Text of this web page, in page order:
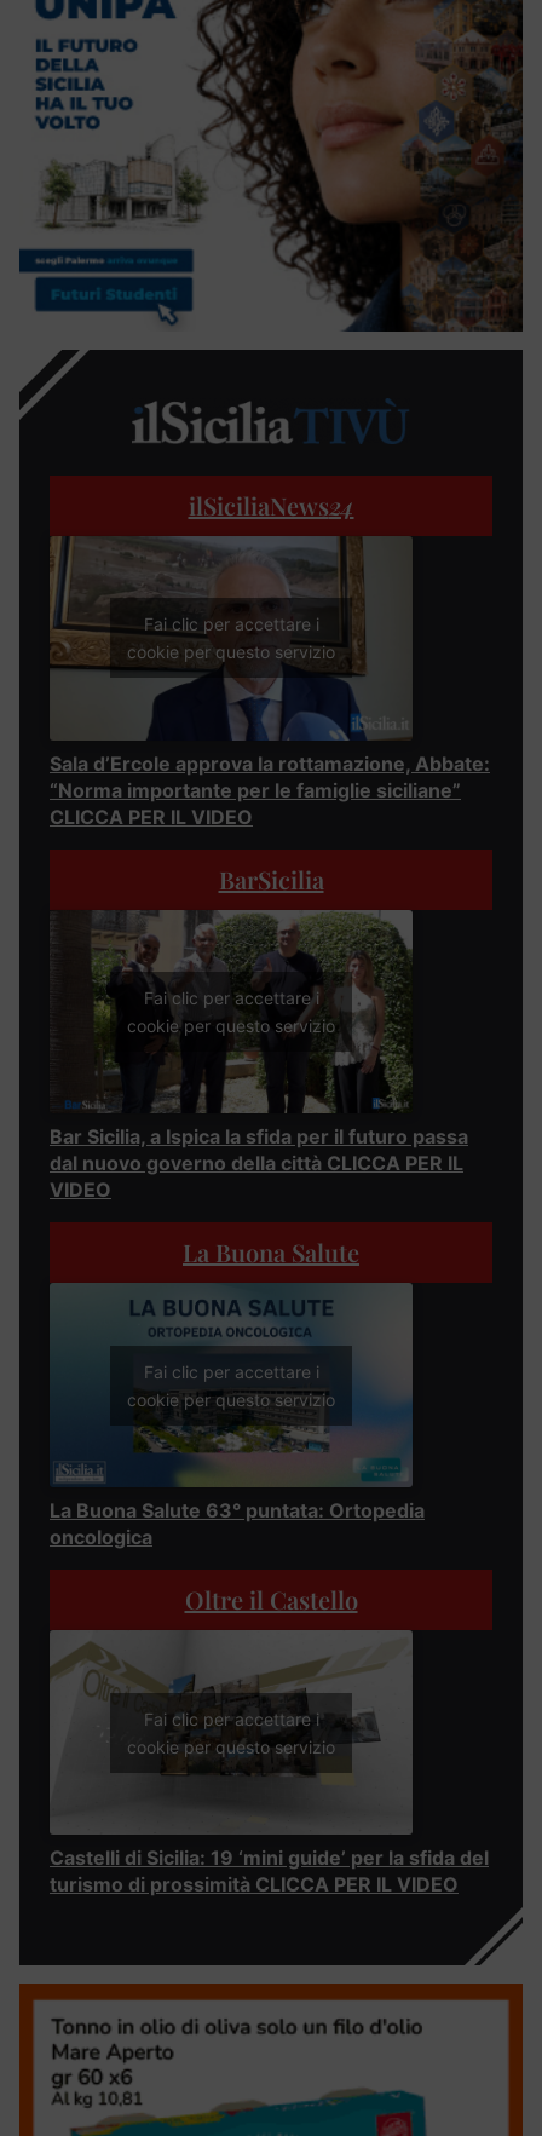
ilSiciliaNews24
Fai clic per accettare i
cookie per questo servizio
Sala d’Ercole approva la rottamazione, Abbate:
“Norma importante per le famiglie siciliane”
CLICCA PER IL VIDEO
BarSicilia
Fai clic per accettare i
cookie per questo servizio
Bar Sicilia, a Ispica la sfida per il futuro passa
dal nuovo governo della città CLICCA PER IL
VIDEO
La Buona Salute
Fai clic per accettare i
cookie per questo servizio
La Buona Salute 63° puntata: Ortopedia
oncologica
Oltre il Castello
Fai clic per accettare i
cookie per questo servizio
Castelli di Sicilia: 19 ‘mini guide’ per la sfida del
turismo di prossimità CLICCA PER IL VIDEO